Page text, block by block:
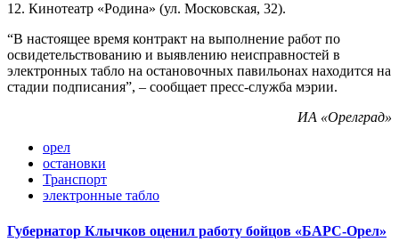
12. Кинотеатр «Родина» (ул. Московская, 32).
“В настоящее время контракт на выполнение работ по
освидетельствованию и выявлению неисправностей в
электронных табло на остановочных павильонах находится на
стадии подписания”, – сообщает пресс-служба мэрии.
ИА «Орелград»
орел
остановки
Транспорт
электронные табло
Губернатор Клычков оценил работу бойцов «БАРС-Орел»